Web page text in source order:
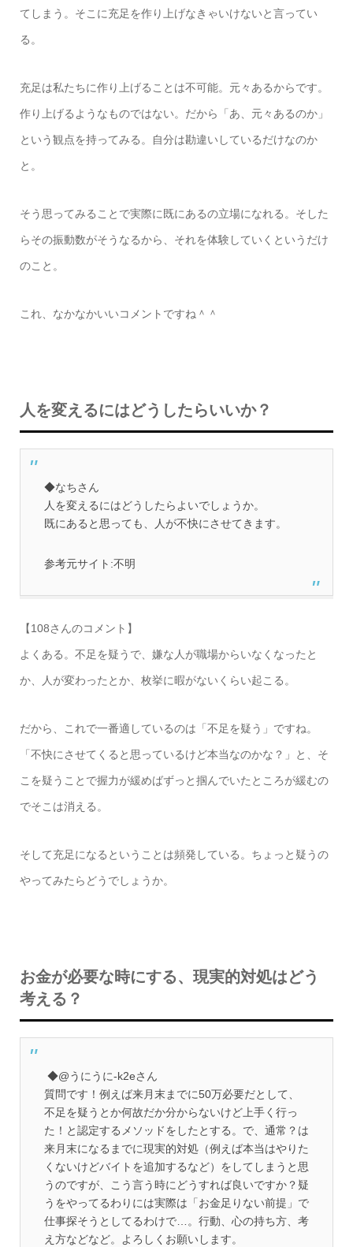
てしまう。そこに充足を作り上げなきゃいけないと言ってい
る。
充足は私たちに作り上げることは不可能。元々あるからです。
作り上げるようなものではない。だから「あ、元々あるのか」
という観点を持ってみる。自分は勘違いしているだけなのか
と。
そう思ってみることで実際に既にあるの立場になれる。そした
らその振動数がそうなるから、それを体験していくというだけ
のこと。
これ、なかなかいいコメントですね＾＾
人を変えるにはどうしたらいいか？
◆なちさん
人を変えるにはどうしたらよいでしょうか。
既にあると思っても、人が不快にさせてきます。
参考元サイト:不明
【108さんのコメント】
よくある。不足を疑うで、嫌な人が職場からいなくなったと
か、人が変わったとか、枚挙に暇がないくらい起こる。
だから、これで一番適しているのは「不足を疑う」ですね。
「不快にさせてくると思っているけど本当なのかな？」と、そ
こを疑うことで握力が緩めばずっと掴んでいたところが緩むの
でそこは消える。
そして充足になるということは頻発している。ちょっと疑うの
やってみたらどうでしょうか。
お金が必要な時にする、現実的対処はどう
考える？
◆@うにうに-k2eさん
質問です！例えば来月末までに50万必要だとして、
不足を疑うとか何故だか分からないけど上手く行っ
た！と認定するメソッドをしたとする。で、通常？は
来月末になるまでに現実的対処（例えば本当はやりた
くないけどバイトを追加するなど）をしてしまうと思
うのですが、こう言う時にどうすれば良いですか？疑
うをやってるわりには実際は「お金足りない前提」で
仕事探そうとしてるわけで…。行動、心の持ち方、考
え方などなど。よろしくお願いします。